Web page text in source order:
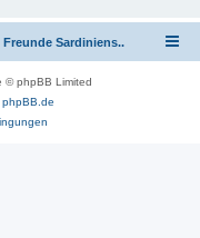
Sardiniens..
© phpBB Limited
phpBB.de